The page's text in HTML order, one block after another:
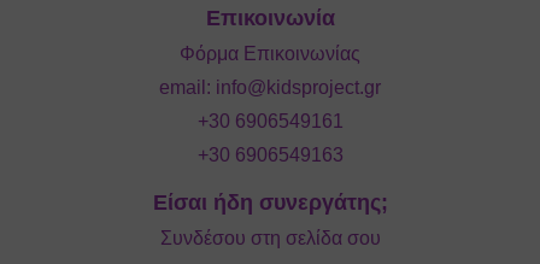
Επικοινωνία
Φόρμα Επικοινωνίας
email: info@kidsproject.gr
+30 6906549161
+30 6906549163
Είσαι ήδη συνεργάτης;
Συνδέσου στη σελίδα σου